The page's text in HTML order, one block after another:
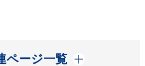
ページ一覧
開く